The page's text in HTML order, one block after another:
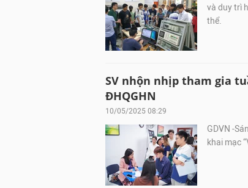
và duy trì
thể.
SV nhộn nhịp tham gia
ĐHQGHN
10/05/2025 08:29
GDVN -
khai mạc